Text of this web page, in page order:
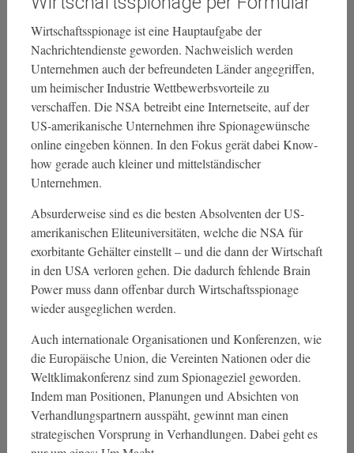
Wirtschaftsspionage ist eine Hauptaufgabe der
Nachrichtendienste geworden. Nachweislich werden
Unternehmen auch der befreundeten Länder angegriffen,
um heimischer Industrie Wettbewerbsvorteile zu
verschaffen. Die NSA betreibt eine Internetseite, auf der
US-amerikanische Unternehmen ihre Spionagewünsche
online eingeben können. In den Fokus gerät dabei Know-
how gerade auch kleiner und mittelständischer
Unternehmen.
Absurderweise sind es die besten Absolventen der US-
amerikanischen Eliteuniversitäten, welche die NSA für
exorbitante Gehälter einstellt – und die dann der Wirtschaft
in den USA verloren gehen. Die dadurch fehlende Brain
Power muss dann offenbar durch Wirtschaftsspionage
wieder ausgeglichen werden.
Auch internationale Organisationen und Konferenzen, wie
die Europäische Union, die Vereinten Nationen oder die
Weltklimakonferenz sind zum Spionageziel geworden.
Indem man Positionen, Planungen und Absichten von
Verhandlungspartnern ausspäht, gewinnt man einen
strategischen Vorsprung in Verhandlungen. Dabei geht es